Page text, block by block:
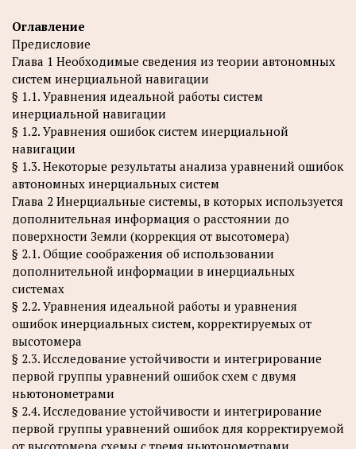
Оглавление
Предисловие
Глава 1 Необходимые сведения из теории автономных
систем инерциальной навигации
§ 1.1. Уравнения идеальной работы систем
инерциальной навигации
§ 1.2. Уравнения ошибок систем инерциальной
навигации
§ 1.3. Некоторые результаты анализа уравнений ошибок
автономных инерциальных систем
Глава 2 Инерциальные системы, в которых используется
дополнительная информация о расстоянии до
поверхности Земли (коррекция от высотомера)
§ 2.1. Общие соображения об использовании
дополнительной информации в инерциальных
системах
§ 2.2. Уравнения идеальной работы и уравнения
ошибок инерциальных систем, корректируемых от
высотомера
§ 2.3. Исследование устойчивости и интегрирование
первой группы уравнений ошибок схем с двумя
ньютонометрами
§ 2.4. Исследование устойчивости и интегрирование
первой группы уравнений ошибок для корректируемой
от высотомера схемы с тремя ньютонометрами